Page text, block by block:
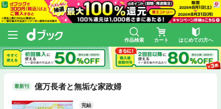
作品検索 カート はじめての方へ
最新刊 億万長者と無垢な家政婦
完結